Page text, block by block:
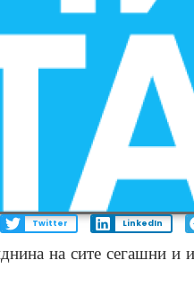
Twitter LinkedIn
на сите сегашни и